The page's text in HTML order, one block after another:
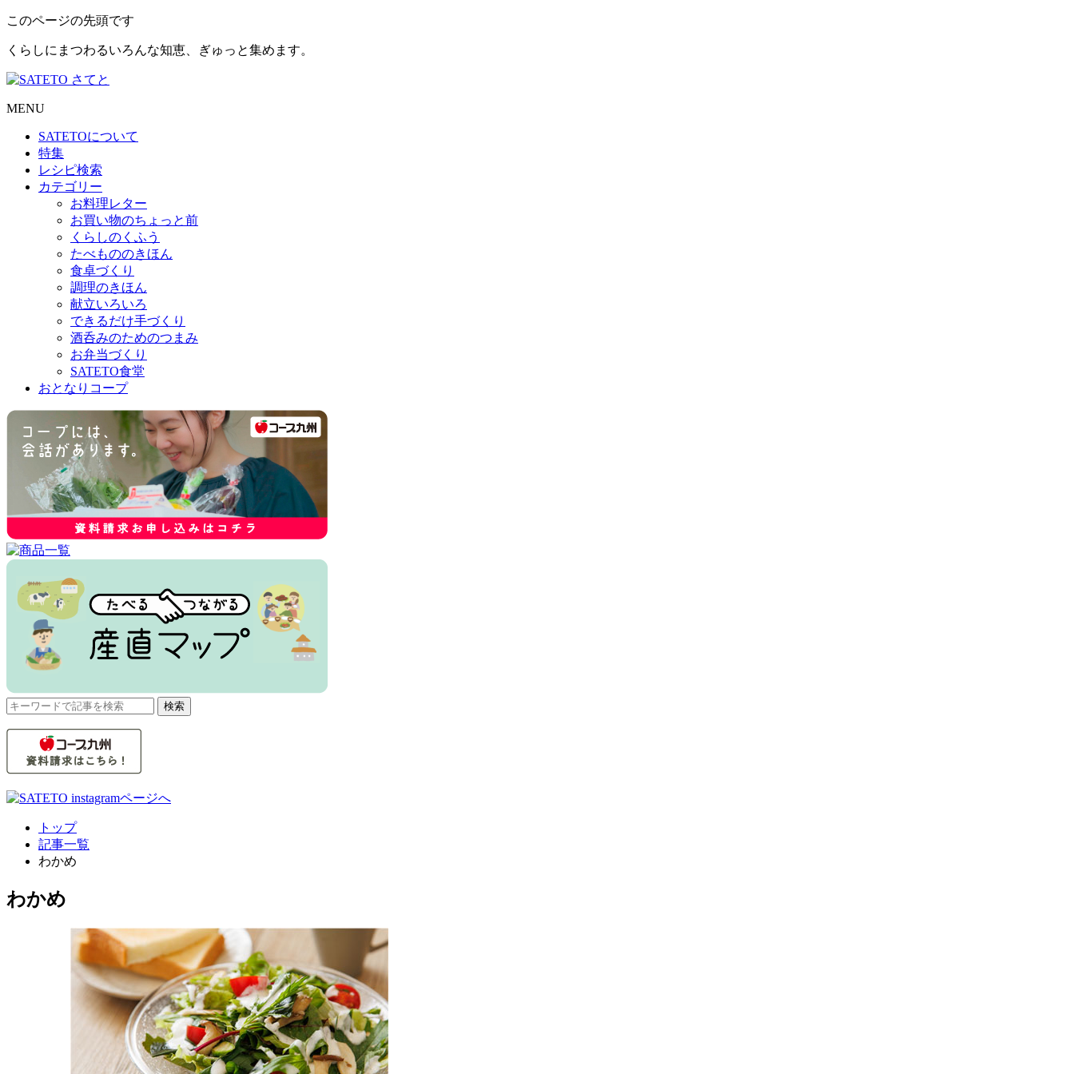
このページの先頭です
くらしにまつわるいろんな知恵、ぎゅっと集めます。
MENU
SATETOについて
特集
レシピ検索
カテゴリー
お料理レター
お買い物のちょっと前
くらしのくふう
たべもののきほん
食卓づくり
調理のきほん
献立いろいろ
できるだけ手づくり
酒呑みのためのつまみ
お弁当づくり
SATETO食堂
おとなりコープ
検
検索
トップ
記事一覧
わかめ
わかめ